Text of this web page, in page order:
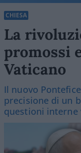
CHIESA
La
promossi
Vaticano
Il nuovo
precisione di un
questioni interne